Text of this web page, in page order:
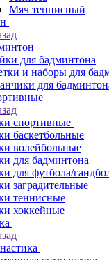
Мяч теннисный
для бадминтона
и наборы для
для
спортивные
баскетбольные
волейбольные
для бадминтона
для футбола/
заградительные
теннисные
хоккейные